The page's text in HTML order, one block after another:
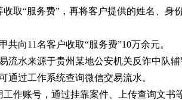
收取“服务费”，再将客户提供的姓名、身
共向11名客户收取“服务费”10万余元。
流水来源于贵州某地公安机关反诈中队
通过工作系统查询微信交易流水。
工作账号，通过挂靠案件、上传查询文书